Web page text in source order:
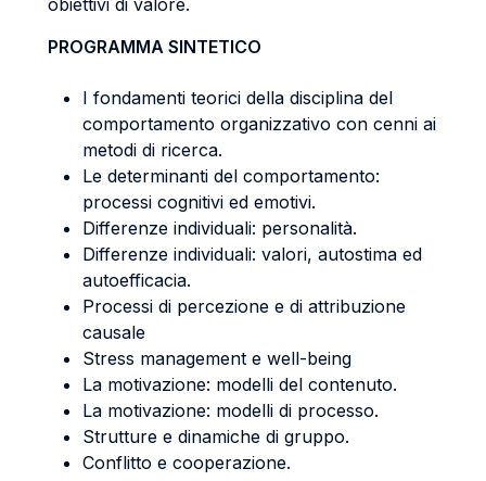
obiettivi di valore.
PROGRAMMA SINTETICO
I fondamenti teorici della disciplina del
comportamento organizzativo con cenni ai
metodi di ricerca.
Le determinanti del comportamento:
processi cognitivi ed emotivi.
Differenze individuali: personalità.
Differenze individuali: valori, autostima ed
autoefficacia.
Processi di percezione e di attribuzione
causale
Stress management e well-being
La motivazione: modelli del contenuto.
La motivazione: modelli di processo.
Strutture e dinamiche di gruppo.
Conflitto e cooperazione.